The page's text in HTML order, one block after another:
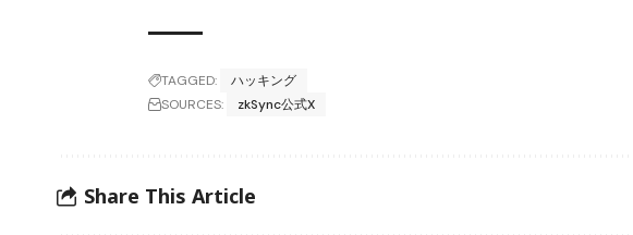
TAGGED:
ハッキング
SOURCES:
zkSync公式X
Share This Article